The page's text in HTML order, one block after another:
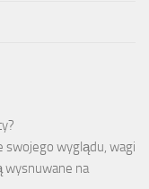
swojego wyglądu, wagi
wysnuwane na